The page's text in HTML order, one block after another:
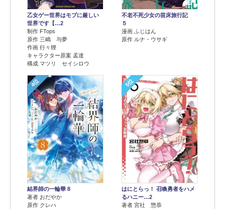
乙女ゲー世界はモブに厳しい
世界です【…2
制作 FTops
原作 三嶋 与夢
作画 行々狸
キャラクター原案 孟達
構成 マツリ セイシロウ
不老不死少女の苗床旅行記
５
漫画 ふじはん
原作 ルナ・ウサギ
4位
結界師の一輪華 8
著者 おだやか
原作 クレハ
5位
はにとらっ！ 召喚勇者をハメ
るハニー…2
著者 宮社 惣恭